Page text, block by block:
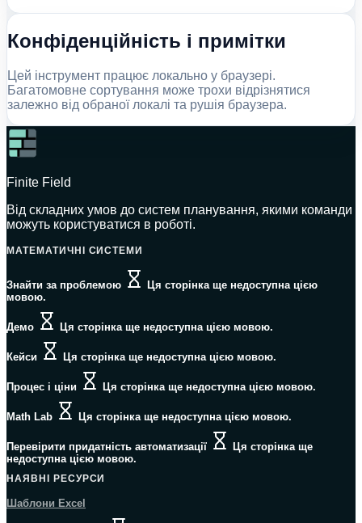
Конфіденційність і примітки
Цей інструмент працює локально у браузері.
Багатомовне сортування може трохи відрізнятися
залежно від обраної локалі та рушія браузера.
Finite Field
Від складних умов до систем планування, якими команди
можуть користуватися в роботі.
МАТЕМАТИЧНІ СИСТЕМИ
Знайти за проблемою
Ця сторінка ще недоступна цією
мовою.
Демо Ця сторінка ще недоступна цією мовою.
Кейси Ця сторінка ще недоступна цією мовою.
Процес і ціни Ця сторінка ще недоступна цією мовою.
Math Lab Ця сторінка ще недоступна цією мовою.
Перевірити придатність автоматизації
Ця сторінка ще
недоступна цією мовою.
НАЯВНІ РЕСУРСИ
Шаблони Excel